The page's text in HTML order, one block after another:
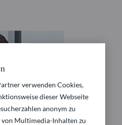
verwenden Cookies,
dieser Webseite
anonym zu
von Multimedia-Inhalten zu